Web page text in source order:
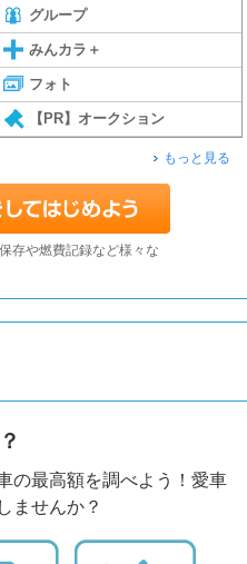
グループ
みんカラ＋
フォト
【PR】オークション
もっと見る
存や燃費記録など様々な
の最高額を調べよう！愛車
ませんか？